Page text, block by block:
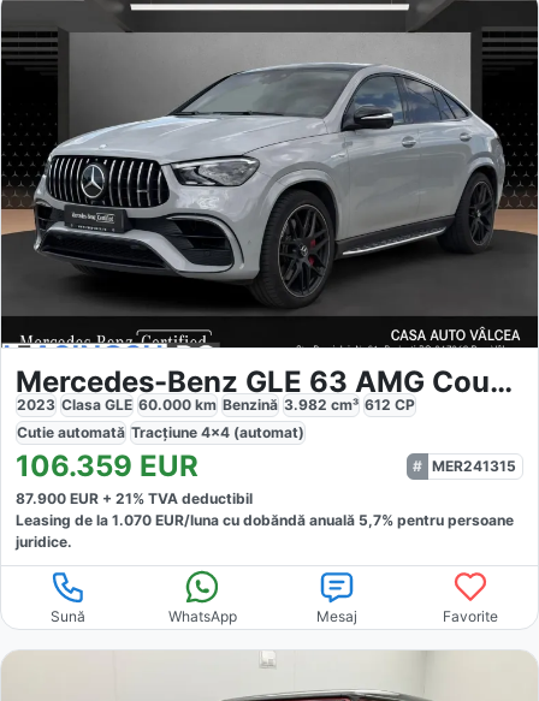
Mercedes-Benz GLE 63 AMG Coupe S
2023 Clasa GLE 60.000 km Benzină 3.982 cm³ 612 CP
Cutie automată Tracțiune 4x4 (automat)
106.359 EUR
MER241315
87.900 EUR + 21% TVA deductibil
Leasing de la 1.070 EUR/luna cu dobăndă anuală 5,7% pentru persoane
juridice.
Sună WhatsApp Mesaj Favorite